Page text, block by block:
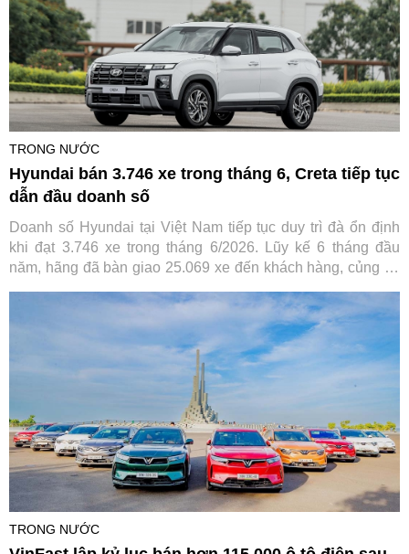
TRONG NƯỚC
Hyundai bán 3.746 xe trong tháng 6, Creta tiếp tục
dẫn đầu doanh số
Doanh số Hyundai tại Việt Nam tiếp tục duy trì đà ổn định
khi đạt 3.746 xe trong tháng 6/2026. Lũy kế 6 tháng đầu
năm, hãng đã bàn giao 25.069 xe đến khách hàng, củng cố
TRONG NƯỚC